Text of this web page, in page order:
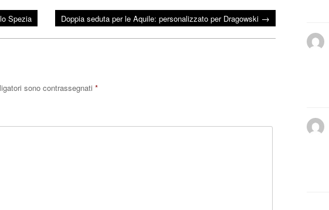
Spezia Doppia seduta per le Aquile: personalizzato per Dragowski →
sono contrassegnati *